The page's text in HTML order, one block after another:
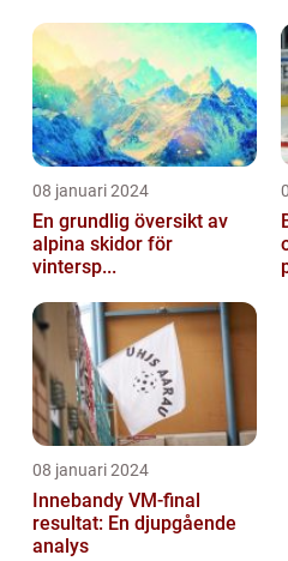
08 januari 2024
En grundlig översikt av
alpina skidor för
vintersp...
08 januari 2024
Innebandy VM-final
resultat: En djupgående
analys